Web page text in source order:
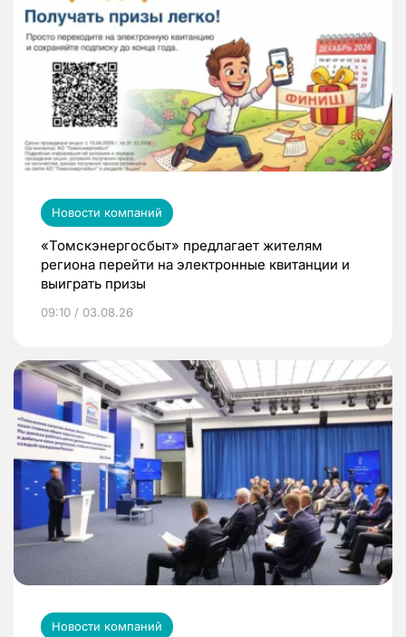
Новости компаний
«Томскэнергосбыт» предлагает жителям
региона перейти на электронные квитанции и
выиграть призы
09:10 / 03.08.26
Новости компаний